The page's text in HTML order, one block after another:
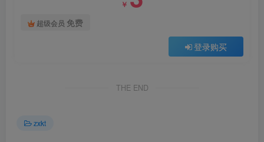
￥
超级会员 免费
登录购买
THE END
zxkt